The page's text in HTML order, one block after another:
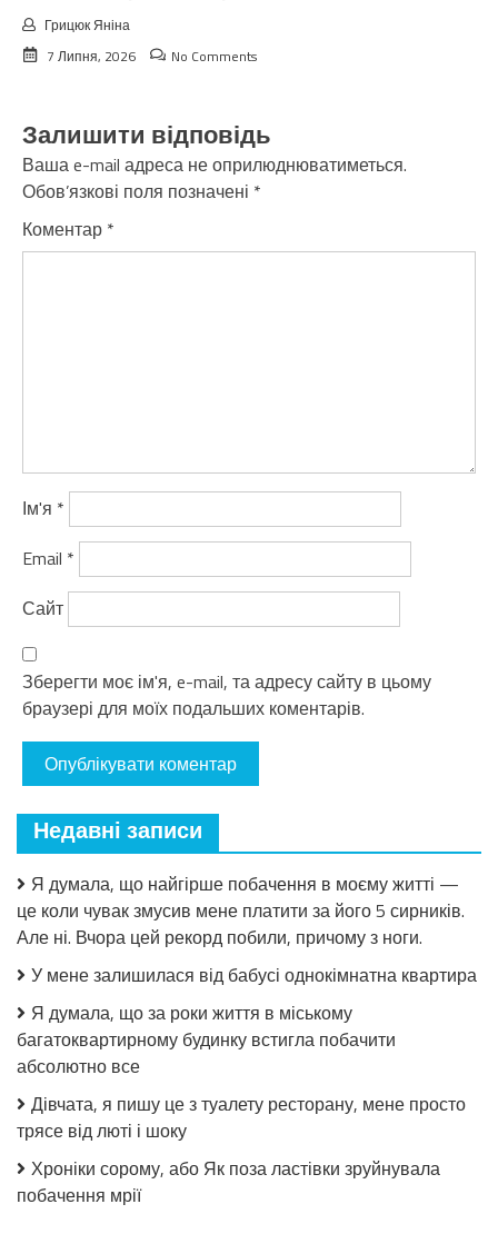
Грицюк Яніна
7 Липня, 2026
No Comments
Залишити відповідь
Ваша e-mail адреса не оприлюднюватиметься.
Обов’язкові поля позначені *
Коментар *
Ім'я *
Email *
Сайт
Зберегти моє ім'я, e-mail, та адресу сайту в цьому
браузері для моїх подальших коментарів.
Недавні записи
Я думала, що найгірше побачення в моєму житті —
це коли чувак змусив мене платити за його 5 сирників.
Але ні. Вчора цей рекорд побили, причому з ноги.
У мене залишилася від бабусі однокімнатна квартира
Я думала, що за роки життя в міському
багатоквартирному будинку встигла побачити
абсолютно все
Дівчата, я пишу це з туалету ресторану, мене просто
трясе від люті і шоку
Хроніки сорому, або Як поза ластівки зруйнувала
побачення мрії